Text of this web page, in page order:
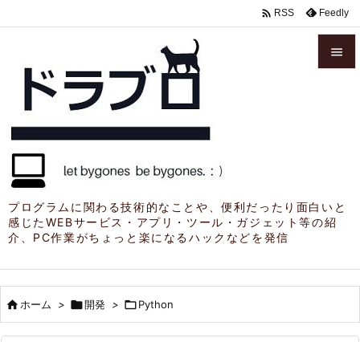
プログラムに関わる技術的なことや、便利だったり面白いと
感じたWEBサービス・アプリ・ツール・ガジェット等の紹
介、PC作業がちょっと楽になるハックなどを発信


次へ
 RSS Feedly
ホーム > 開発 > Python